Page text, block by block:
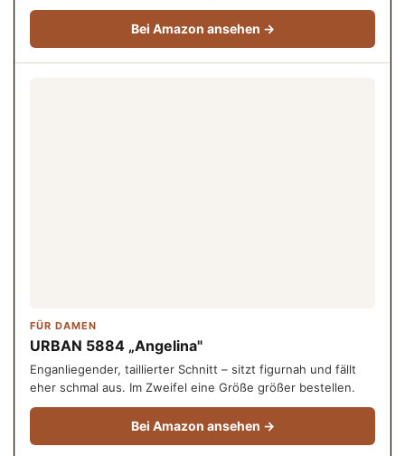
Bei Amazon ansehen →
FÜR DAMEN
URBAN 5884 „Angelina"
Enganliegender, taillierter Schnitt – sitzt figurnah und fällt
eher schmal aus. Im Zweifel eine Größe größer bestellen.
Bei Amazon ansehen →